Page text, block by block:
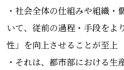
・社会全体の仕組みや組織・
いて、従前の過程・手段をよ
性」を向上させることが至上
・それは、都市部における生